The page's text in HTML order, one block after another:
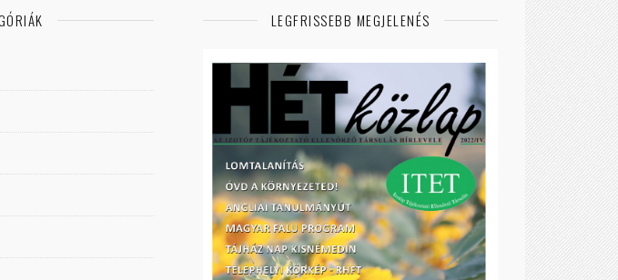
LEGFRISSEBB MEGJELENÉS